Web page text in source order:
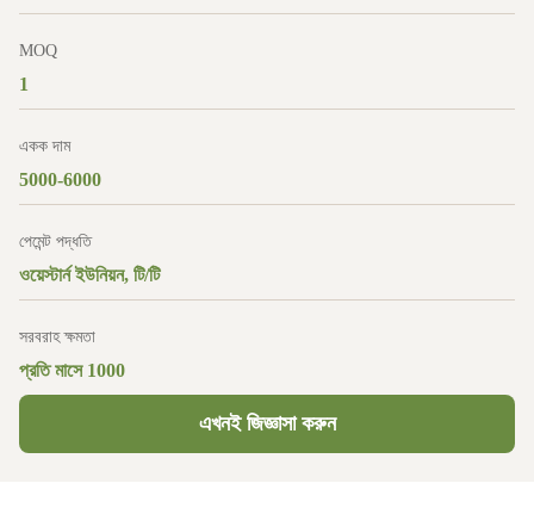
MOQ
1
একক দাম
5000-6000
পেমেন্ট পদ্ধতি
ওয়েস্টার্ন ইউনিয়ন, টি/টি
সরবরাহ ক্ষমতা
প্রতি মাসে 1000
এখনই জিজ্ঞাসা করুন